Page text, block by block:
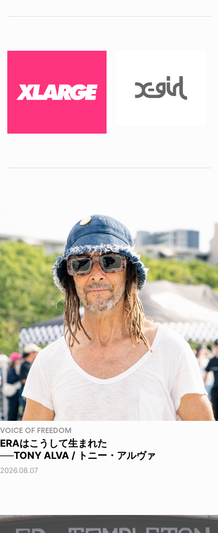
VOICE OF FREEDOM
ERAはこうして生まれた
──TONY ALVA / トニー・アルヴァ
2026.08.07